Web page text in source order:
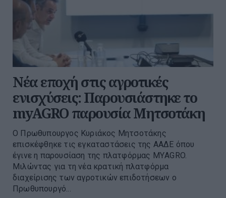
Νέα εποχή στις αγροτικές
ενισχύσεις: Παρουσιάστηκε το
myAGRO παρουσία Μητσοτάκη
O Πρωθυπουργος Κυριάκος Μητσοτάκης
επισκέφθηκε τις εγκαταστάσεις της ΑΑΔΕ όπου
έγινε η παρουσίαση της πλατφόρμας ΜΥAGRO.
Μιλώντας για τη νέα κρατική πλατφόρμα
διαχείρισης των αγροτικών επιδοτήσεων ο
Πρωθυπουργό...